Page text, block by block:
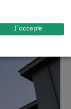
J’accepte